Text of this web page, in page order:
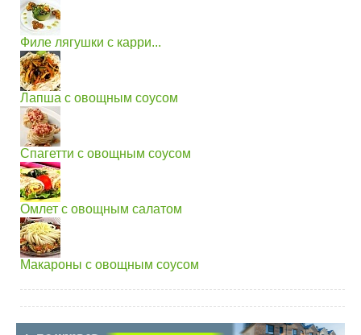
Филе лягушки с карри...
Лапша с овощным соусом
Спагетти с овощным соусом
Омлет с овощным салатом
Макароны с овощным соусом